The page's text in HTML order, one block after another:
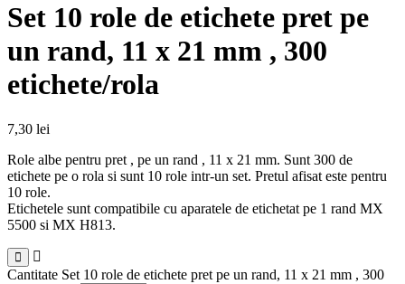
Set 10 role de etichete pret pe
un rand, 11 x 21 mm , 300
etichete/rola
7,30 lei
Role albe pentru pret , pe un rand , 11 x 21 mm. Sunt 300 de
etichete pe o rola si sunt 10 role intr-un set. Pretul afisat este pentru
10 role.
Etichetele sunt compatibile cu aparatele de etichetat pe 1 rand MX
5500 si MX H813.
Cantitate Set 10 role de etichete pret pe un rand, 11 x 21 mm , 300